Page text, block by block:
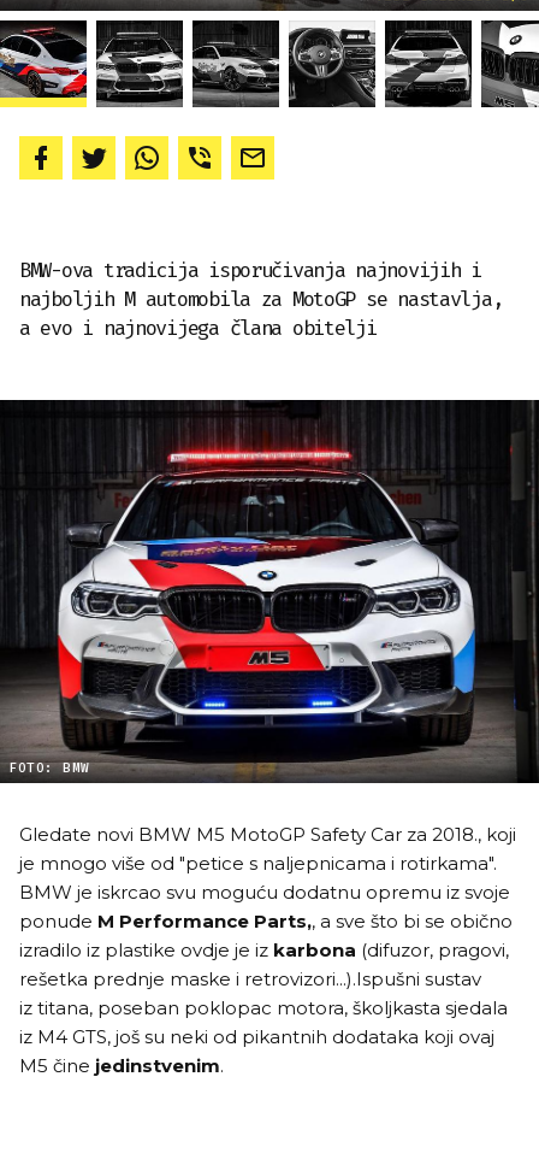
BMW-ova tradicija isporučivanja najnovijih i
najboljih M automobila za MotoGP se nastavlja,
a evo i najnovijega člana obitelji
FOTO: BMW
Gledate novi BMW M5 MotoGP Safety Car za 2018., koji
je mnogo više od "petice s naljepnicama i rotirkama".
BMW je iskrcao svu moguću dodatnu opremu iz svoje
ponude M Performance Parts,, a sve što bi se obično
izradilo iz plastike ovdje je iz karbona (difuzor, pragovi,
rešetka prednje maske i retrovizori...).Ispušni sustav
iz titana, poseban poklopac motora, školjkasta sjedala
iz M4 GTS, još su neki od pikantnih dodataka koji ovaj
M5 čine jedinstvenim.